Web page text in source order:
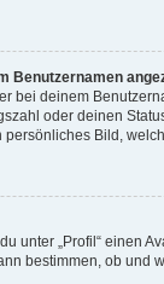
Benutzernamen
bei deinem
oder deinen
Bild,
unter „Profil“ einen
bestimmen, ob und